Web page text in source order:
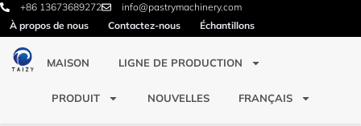
+86 13673689272
info@pastrymachinery.com
À propos de nous
Contactez-nous Échantillons
MAISON LIGNE DE PRODUCTION
PRODUIT NOUVELLES FRANÇAIS